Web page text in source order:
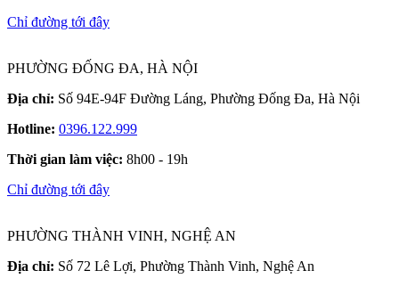
Chỉ đường tới đây
PHƯỜNG ĐỐNG ĐA, HÀ NỘI
Địa chỉ: Số 94E-94F Đường Láng, Phường Đống Đa, Hà Nội
Hotline: 0396.122.999
Thời gian làm việc: 8h00 - 19h
Chỉ đường tới đây
PHƯỜNG THÀNH VINH, NGHỆ AN
Địa chỉ: Số 72 Lê Lợi, Phường Thành Vinh, Nghệ An